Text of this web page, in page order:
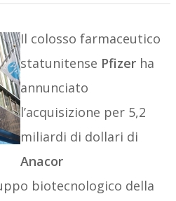
Il colosso farmaceutico
statunitense Pfizerha
annunciato
l’acquisizione per 5,2
miliardi di dollari di
Anacor
biotecnologico della